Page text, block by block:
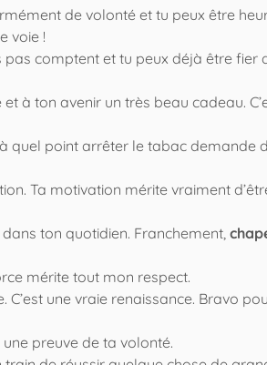
de volonté et tu peux être
voie !
comptent et tu peux déjà être fier
à ton avenir un très beau cadeau.
quel point arrêter le tabac demande
Ta motivation mérite vraiment
ton quotidien. Franchement,
mérite tout mon respect.
une vraie renaissance. Bravo
preuve de ta volonté.